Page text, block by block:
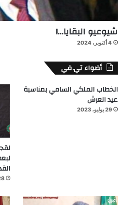
شيوعيو البقايا…!
4 أكتوبر، 2024
أضواء تي.في
الخطاب الملكي السامي بمناسبة
عيد العرش
29 يوليو، 2023
28